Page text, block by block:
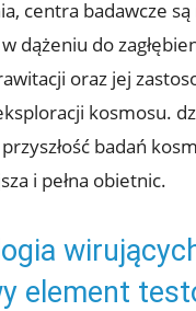
centra ‍badawcze
dążeniu do
oraz jej
kosmosu.
przyszłość⁣ badań
i pełna obietnic.
element